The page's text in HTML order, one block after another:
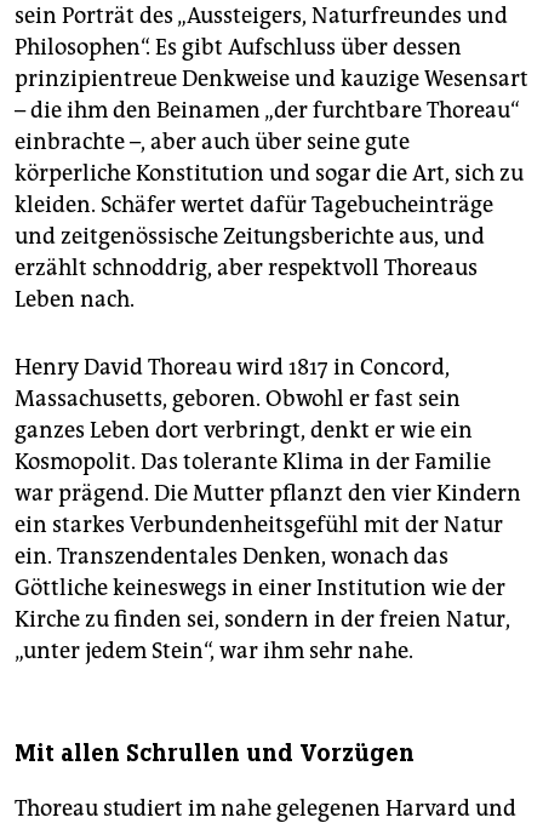
sein Porträt des „Aussteigers, Naturfreundes und
Philosophen“. Es gibt Aufschluss über dessen
prinzipientreue Denkweise und kauzige Wesensart
– die ihm den Beinamen „der furchtbare Thoreau“
einbrachte –, aber auch über seine gute
körperliche Konstitution und sogar die Art, sich zu
kleiden. Schäfer wertet dafür Tagebucheinträge
und zeitgenössische Zeitungsberichte aus, und
erzählt schnoddrig, aber respektvoll Thoreaus
Leben nach.
Henry David Thoreau wird 1817 in Concord,
Massachusetts, geboren. Obwohl er fast sein
ganzes Leben dort verbringt, denkt er wie ein
Kosmopolit. Das tolerante Klima in der Familie
war prägend. Die Mutter pflanzt den vier Kindern
ein starkes Verbundenheitsgefühl mit der Natur
ein. Transzendentales Denken, wonach das
Göttliche keineswegs in einer Institution wie der
Kirche zu finden sei, sondern in der freien Natur,
„unter jedem Stein“, war ihm sehr nahe.
Mit allen Schrullen und Vorzügen
Thoreau studiert im nahe gelegenen Harvard und